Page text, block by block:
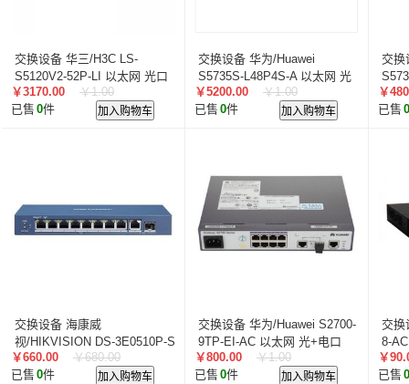
交换设备 华三/H3C LS-
S5120V2-52P-LI 以太网 光口
￥3170.00
￥1.00
已售 0件 加入购物车
交换设备 华为/Huawei
S5735S-L48P4S-A 以太网 光
+电口
￥5200.00
￥1.00
已售 0件 加入购物车
交换
+电
￥
已售 0
交换设备 海康威
视/HIKVISION DS-3E0510P-S
以太网 电口
￥660.00
￥680.00
已售 0件 加入购物车
交换设备 华为/Huawei S2700-
9TP-EI-AC 以太网 光+电口
￥800.00
￥1.00
已售 0件 加入购物车
交换
8-
￥
已售 0